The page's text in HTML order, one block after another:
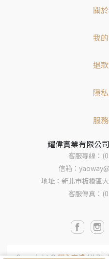
關
我
退
隱
服
耀偉實業有限公
客服專線：
信箱：
地址：新北市板橋區
客服傳真：
Copyright ©耀全商城All